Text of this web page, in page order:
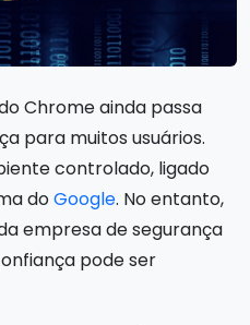
Chrome ainda passa
para muitos usuários.
controlado, ligado
doGoogle. No entanto,
empresa de segurança
pode ser